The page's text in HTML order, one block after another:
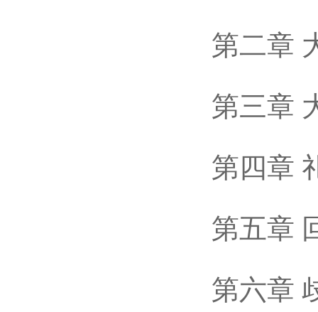
第二章 大
第三章 大
第四章 礼
第五章
第六章 歧